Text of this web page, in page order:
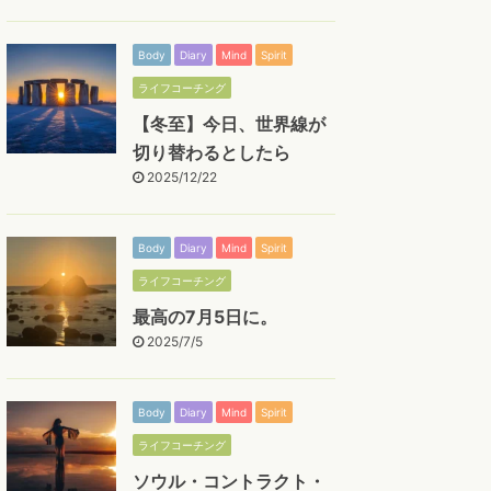
Body Diary Mind Spirit
ライフコーチング
【冬至】今日、世界線が
切り替わるとしたら
2025/12/22
Body Diary Mind Spirit
ライフコーチング
最高の7月5日に。
2025/7/5
Body Diary Mind Spirit
ライフコーチング
ソウル・コントラクト・